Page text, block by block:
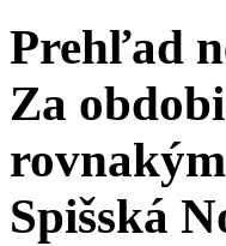
Prehľad
Za
Spišská